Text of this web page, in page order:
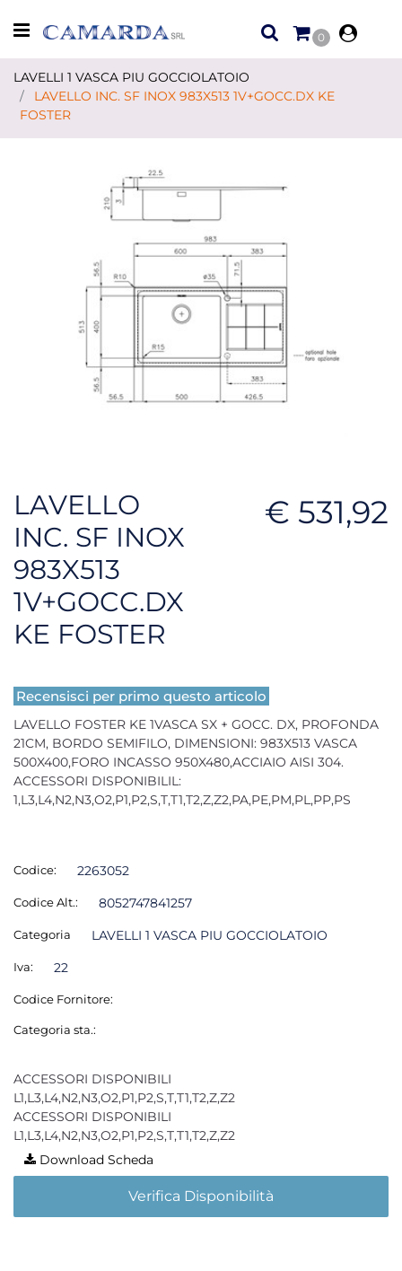
Open menu
0
LAVELLI 1 VASCA PIU GOCCIOLATOIO
LAVELLO INC. SF INOX 983X513 1V+GOCC.DX KE
FOSTER
LAVELLO
INC. SF INOX
983X513
1V+GOCC.DX
KE FOSTER
€ 531,92
Recensisci per primo questo articolo
LAVELLO FOSTER KE 1VASCA SX + GOCC. DX, PROFONDA
21CM, BORDO SEMIFILO, DIMENSIONI: 983X513 VASCA
500X400,FORO INCASSO 950X480,ACCIAIO AISI 304.
ACCESSORI DISPONIBILIL:
1,L3,L4,N2,N3,O2,P1,P2,S,T,T1,T2,Z,Z2,PA,PE,PM,PL,PP,PS
Codice: 2263052
Codice Alt.: 8052747841257
Categoria LAVELLI 1 VASCA PIU GOCCIOLATOIO
Iva: 22
Codice Fornitore:
Categoria sta.:
ACCESSORI DISPONIBILI
L1,L3,L4,N2,N3,O2,P1,P2,S,T,T1,T2,Z,Z2
ACCESSORI DISPONIBILI
L1,L3,L4,N2,N3,O2,P1,P2,S,T,T1,T2,Z,Z2
Download Scheda
Verifica Disponibilità